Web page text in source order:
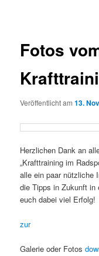
Fotos
Veröffentlicht am13.
Herzlichen Dank an
„Krafttraining im
alle ein paar nützliche
die Tipps in Zukunft in
euch dabei viel Erfolg!
zur
Galerie oder Fotos